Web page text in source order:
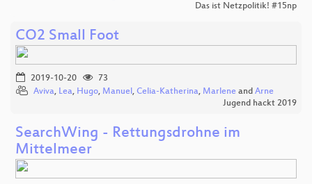
Das ist Netzpolitik! #15np
CO2 Small Foot
2019-10-20
73
Aviva, Lea, Hugo, Manuel, Celia-Katherina, Marlene and Arne
Jugend hackt 2019
SearchWing - Rettungsdrohne im
Mittelmeer